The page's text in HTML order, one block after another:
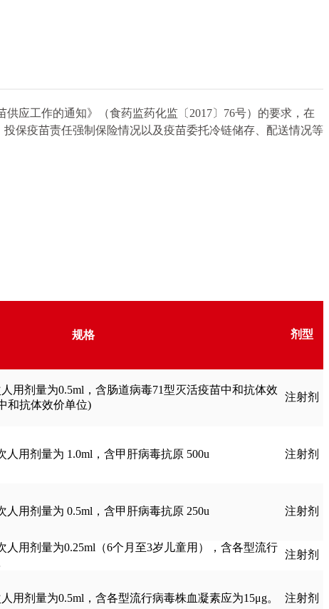
应工作的通知》（食药监药化监〔2017〕76号）的要求，在
保疫苗责任强制保险情况以及疫苗委托冷链储存、配送情况等
规格 剂型
用剂量为0.5ml，含肠道病毒71型灭活疫苗中和抗体效
和抗体效价单位)
注射剂
人用剂量为 1.0ml，含甲肝病毒抗原 500u 注射剂
人用剂量为 0.5ml，含甲肝病毒抗原 250u 注射剂
人用剂量为0.25ml（6个月至3岁儿童用），含各型流行
注射剂
用剂量为0.5ml，含各型流行病毒株血凝素应为15μg。 注射剂